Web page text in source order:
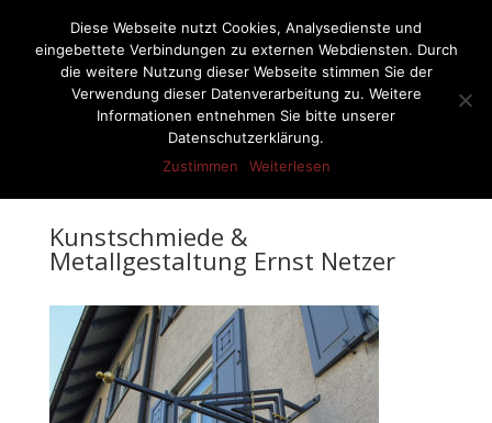
Seite wählen
Kunstschmiede &
Metallgestaltung Ernst Netzer
Diese Webseite nutzt Cookies, Analysedienste und
eingebettete Verbindungen zu externen Webdiensten. Durch
die weitere Nutzung dieser Webseite stimmen Sie der
Verwendung dieser Datenverarbeitung zu. Weitere
Informationen entnehmen Sie bitte unserer
Datenschutzerklärung.
Zustimmen
Weiterlesen